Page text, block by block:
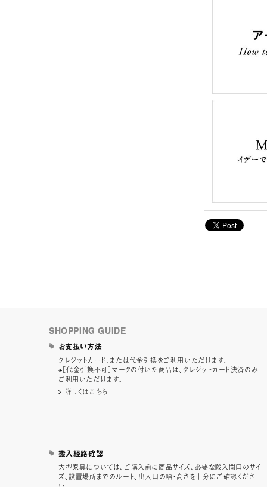
SHOPPING GUIDE
お支払い方法
クレジットカード、または代金引換をご利用いただけます。
※［代金引換不可］マークの付いた商品は、クレジットカード決済のみ
ご利用いただけます。
詳しくはこちら
搬入経路確認
大型家具については、ご購入前に商品サイズ、必要な搬入間口のサイ
ズ、設置場所までのルート、出入口の幅・高さを十分にご確認くださ